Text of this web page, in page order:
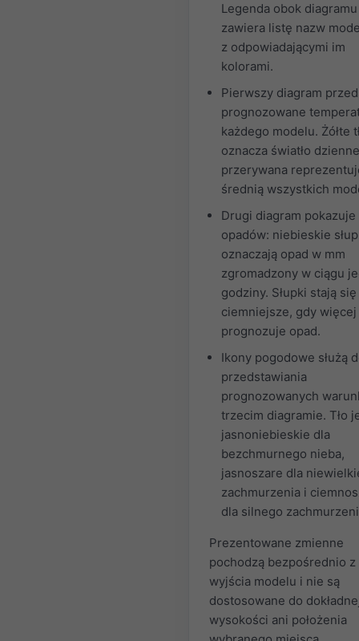
Legenda obok diagramu
zawiera listę nazw
z odpowiadającymi im
kolorami.
Pierwszy diagram
prognozowane
każdego modelu. Żółte
oznacza światło
przerywana
średnią wszystkich
Drugi diagram pokazuje
opadów: niebieskie
oznaczają opad w mm
zgromadzony w ciągu
godziny. Słupki stają się
ciemniejsze, gdy
prognozuje opad.
Ikony pogodowe służą
przedstawiania
prognozowanych
trzecim diagramie. Tło
jasnoniebieskie dla
bezchmurnego nieba,
jasnoszare dla
zachmurzenia i
dla silnego
Prezentowane zmienne
pochodzą bezpośrednio z
wyjścia modelu i nie są
dostosowane do
wysokości ani położenia